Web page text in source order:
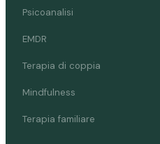
Psicoanalisi
EMDR
Terapia di coppia
Mindfulness
Terapia familiare